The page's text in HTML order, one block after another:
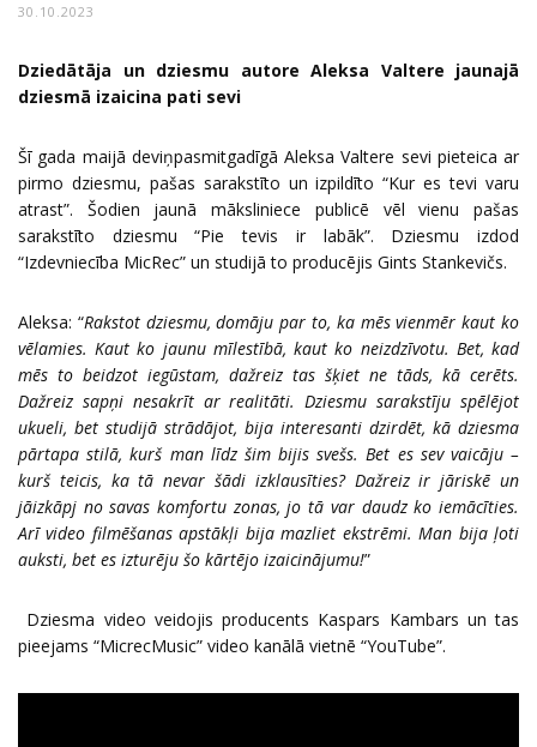
30.10.2023
Dziedātāja un dziesmu autore Aleksa Valtere jaunajā
dziesmā izaicina pati sevi
Šī gada maijā deviņpasmitgadīgā Aleksa Valtere sevi pieteica ar
pirmo dziesmu, pašas sarakstīto un izpildīto “Kur es tevi varu
atrast”. Šodien jaunā māksliniece publicē vēl vienu pašas
sarakstīto dziesmu “Pie tevis ir labāk”. Dziesmu izdod
“Izdevniecība MicRec” un studijā to producējis Gints Stankevičs.
Aleksa: “Rakstot dziesmu, domāju par to, ka mēs vienmēr kaut ko
vēlamies. Kaut ko jaunu mīlestībā, kaut ko neizdzīvotu. Bet, kad
mēs to beidzot iegūstam, dažreiz tas šķiet ne tāds, kā cerēts.
Dažreiz sapņi nesakrīt ar realitāti. Dziesmu sarakstīju spēlējot
ukueli, bet studijā strādājot, bija interesanti dzirdēt, kā dziesma
pārtapa stilā, kurš man līdz šim bijis svešs. Bet es sev vaicāju –
kurš teicis, ka tā nevar šādi izklausīties? Dažreiz ir jāriskē un
jāizkāpj no savas komfortu zonas, jo tā var daudz ko iemācīties.
Arī video filmēšanas apstākļi bija mazliet ekstrēmi. Man bija ļoti
auksti, bet es izturēju šo kārtējo izaicinājumu!”
Dziesma video veidojis producents Kaspars Kambars un tas
pieejams “MicrecMusic” video kanālā vietnē “YouTube”.